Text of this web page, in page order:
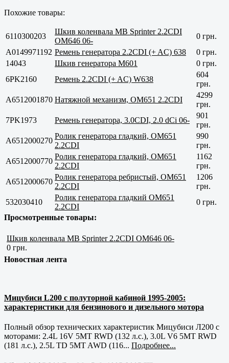
Похожие товары:
6110300203
Шкив коленвала MB Sprinter 2.2CDI
OM646 06-
0 грн.
A0149971192 Ремень генератора 2.2CDI (+ AC) 638
0 грн.
14043
Шкив генератора M601
0 грн.
6PK2160
Ремень 2.2CDI (+ AC) W638
604
грн.
A6512001870 Натяжной механизм, OM651 2.2CDI
4299
грн.
7PK1973
Ремень генератора, 3.0CDI, 2.0 dCi 06-
901
грн.
A6512000270
Ролик генератора гладкий, OM651
2.2CDI
990
грн.
A6512000770
Ролик генератора гладкий, OM651
2.2CDI
1162
грн.
A6512000670
Ролик генератора ребристый, OM651
2.2CDI
1206
грн.
532030410
Ролик генератора гладкий OM651
2.2CDI
0 грн.
Просмотренные товары:
Шкив коленвала MB Sprinter 2.2CDI OM646 06-
0 грн.
Новостная лента
Мицубиси L200 с полуторной кабиной 1995-2005:
характеристики для бензинового и дизельного мотора
Полный обзор технических характеристик Мицубиси Л200 с
моторами: 2.4L 16V 5MT RWD (132 л.с.), 3.0L V6 5MT RWD
(181 л.с.), 2.5L TD 5MT AWD (116... Подробнее...